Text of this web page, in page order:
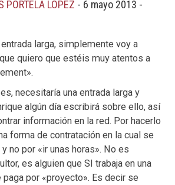
PORTELA LÓPEZ - 6 mayo 2013 -
larga, simplemente voy a
quiero que estéis muy atentos a
necesitaría una entrada larga y
algún día escribirá sobre ello, así
información en la red. Por hacerlo
forma de contratación en la cual se
no por «ir unas horas». No es
es alguien que SI trabaja en una
por «proyecto». Es decir se